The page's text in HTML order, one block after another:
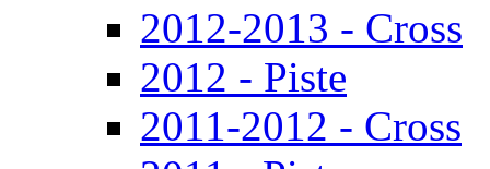
2012-2013 - Cross
2012 - Piste
2011-2012 - Cross